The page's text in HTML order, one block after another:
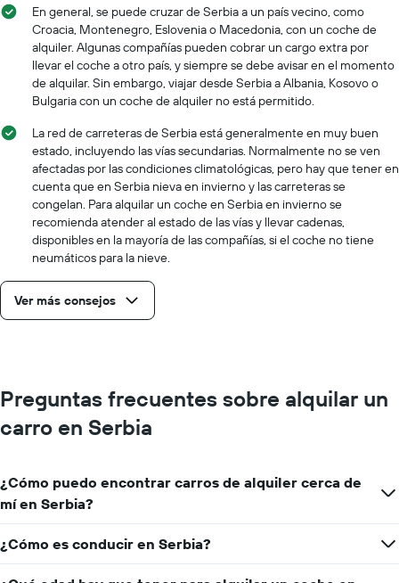
En general, se puede cruzar de Serbia a un país vecino, como
Croacia, Montenegro, Eslovenia o Macedonia, con un coche de
alquiler. Algunas compañías pueden cobrar un cargo extra por
llevar el coche a otro país, y siempre se debe avisar en el momento
de alquilar. Sin embargo, viajar desde Serbia a Albania, Kosovo o
Bulgaria con un coche de alquiler no está permitido.
La red de carreteras de Serbia está generalmente en muy buen
estado, incluyendo las vías secundarias. Normalmente no se ven
afectadas por las condiciones climatológicas, pero hay que tener en
cuenta que en Serbia nieva en invierno y las carreteras se
congelan. Para alquilar un coche en Serbia en invierno se
recomienda atender al estado de las vías y llevar cadenas,
disponibles en la mayoría de las compañías, si el coche no tiene
neumáticos para la nieve.
Ver más consejos
Preguntas frecuentes sobre alquilar un
carro en Serbia
¿Cómo puedo encontrar carros de alquiler cerca de
mí en Serbia?
¿Cómo es conducir en Serbia?